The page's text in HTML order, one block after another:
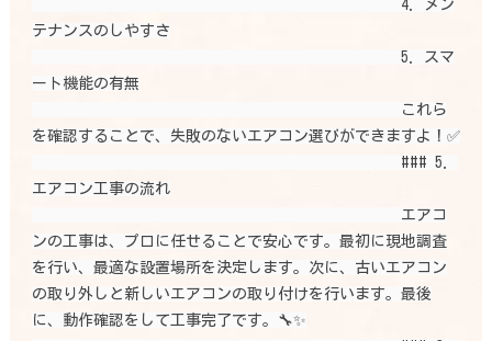
テナンスのしやすさ
ート機能の有無
を確認することで、失敗のないエアコン選びができますよ！✅
エアコン工事の流れ
ンの工事は、プロに任せることで安心です。最初に現地調査
を行い、最適な設置場所を決定します。次に、古いエアコン
の取り外しと新しいエアコンの取り付けを行います。最後
に、動作確認をして工事完了です。🔧✨